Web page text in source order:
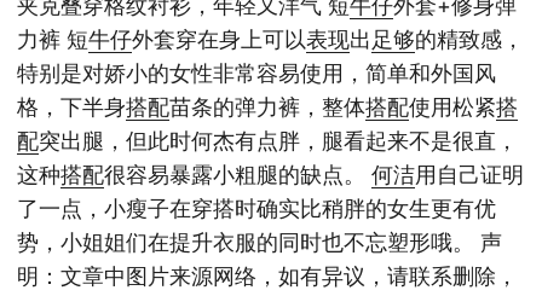
夹克叠穿格纹衬衫，年轻又洋气 短牛仔外套+修身弹
力裤 短牛仔外套穿在身上可以表现出足够的精致感，
特别是对娇小的女性非常容易使用，简单和外国风
格，下半身搭配苗条的弹力裤，整体搭配使用松紧搭
配突出腿，但此时何杰有点胖，腿看起来不是很直，
这种搭配很容易暴露小粗腿的缺点。 何洁用自己证明
了一点，小瘦子在穿搭时确实比稍胖的女生更有优
势，小姐姐们在提升衣服的同时也不忘塑形哦。 声
明：文章中图片来源网络，如有异议，请联系删除，